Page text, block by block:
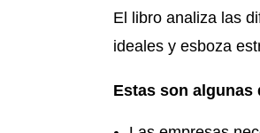
El libro analiza las
ideales y esboza
Estas son